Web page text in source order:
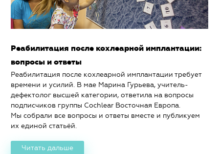
Реабилитация после кохлеарной имплантации:
вопросы и ответы
Реабилитация после кохлеарной имплантации требует
времени и усилий. В мае Марина Гурьева, учитель-
дефектолог высшей категории, ответила на вопросы
подписчиков группы Cochlear Восточная Европа.
Мы собрали все вопросы и ответы вместе и публикуем
их единой статьёй.
Читать дальше